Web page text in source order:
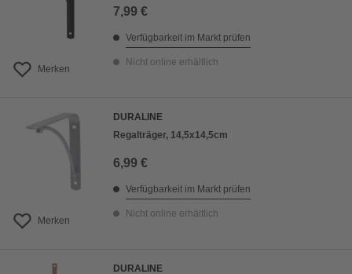
Merken
7,99 €
Verfügbarkeit im Markt prüfen
Nicht online erhältlich
Merken
DURALINE
Regalträger, 14,5x14,5cm
6,99 €
Verfügbarkeit im Markt prüfen
Nicht online erhältlich
DURALINE